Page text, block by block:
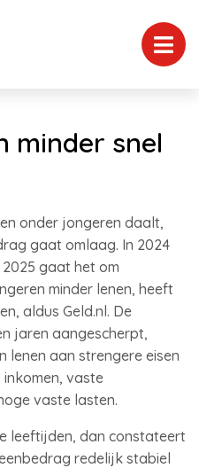
minder snel
onder jongeren daalt,
gaat omlaag. In 2024
2025 gaat het om
minder lenen, heeft
aldus Geld.nl. De
jaren aangescherpt,
lenen aan strengere eisen
vaste
vaste lasten.
leeftijden, dan constateert
redelijk stabiel